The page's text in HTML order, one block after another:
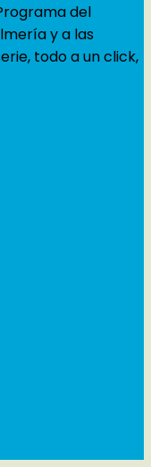
del
y a las
todo a un click,